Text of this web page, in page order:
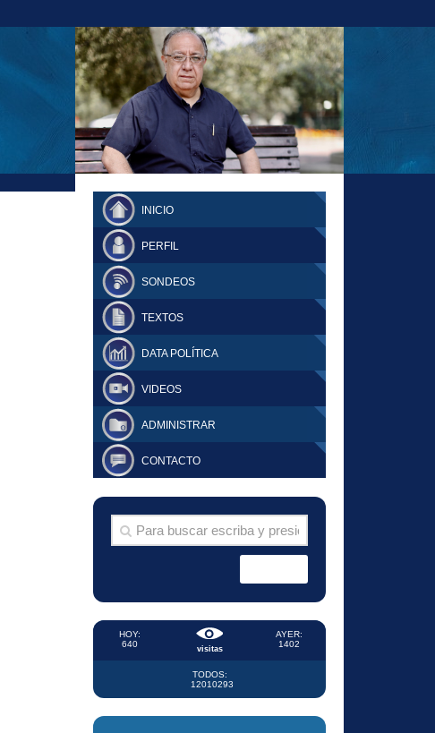
FERNANDO TUESTA SUPLEMENTO
DOMINGO
INICIO
PERFIL
SONDEOS
TEXTOS
DATA POLÍTICA
VIDEOS
ADMINISTRAR
CONTACTO
visitas
HOY:
640
AYER:
1402
TODOS:
12010293